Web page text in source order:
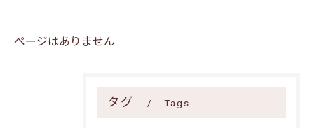
ページはありません
タグ Tags